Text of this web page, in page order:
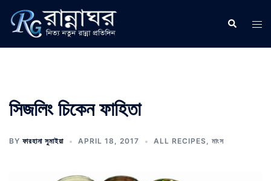
content
Search
সিজলিং চিকেন ফাহিতা
BY ফারহানা সুমাইয়া APRIL 18, 2017 ALL RECIPES, মাংস